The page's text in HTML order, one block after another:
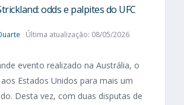
odds e palpites do UFC
Última atualização: 08/05/2026
evento realizado na Austrália, o
Estados Unidos para mais um
Desta vez, com duas disputas de